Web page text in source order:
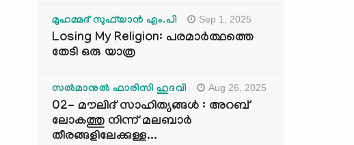
മുഹമ്മദ് സുഫ്‌യാൻ എം.പി Sep 1, 2025
Losing My Religion: പരമാർത്ഥത്തെ
തേടി ഒരു യാത്ര
സൽമാനുൽ ഫാരിസി ഹുദവി Aug 26, 2025
02- മൗലിദ് സാഹിത്യങ്ങൾ : അറബ്
ലോകത്തു നിന്ന് മലബാർ
തീരങ്ങളിലേക്കുള്ള...